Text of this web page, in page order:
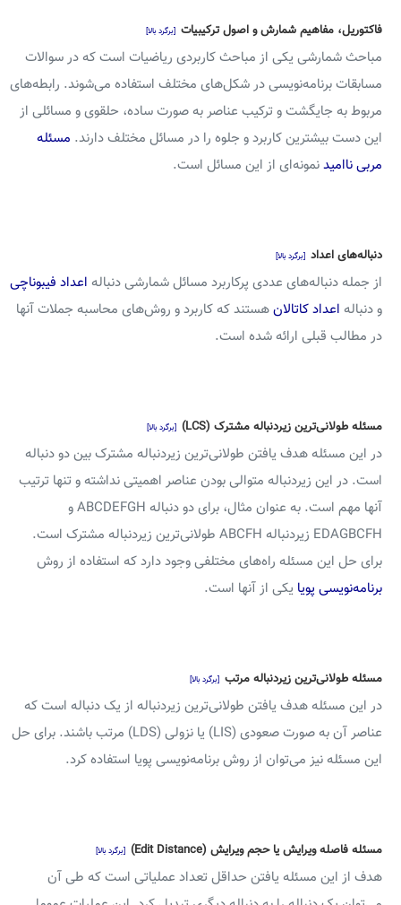
فاکتوریل، مفاهیم شمارش و اصول ترکیبیات [برگرد بالا]
مباحث شمارشی یکی از مباحث کاربردی ریاضیات است که در سوالات
مسابقات برنامه‌نویسی در شکل‌های مختلف استفاده می‌شوند. رابطه‌های
مربوط به جایگشت و ترکیب عناصر به صورت ساده، حلقوی و مسائلی از
این دست بیشترین کاربرد و جلوه را در مسائل مختلف دارند.مسئله
مربی ناامیدنمونه‌ای از این مسائل است.
دنباله‌های اعداد [برگرد بالا]
از جمله دنباله‌های عددی پرکاربرد مسائل شمارشی دنبالهاعداد فیبوناچی
و دنبالهاعداد کاتالانهستند که کاربرد و روش‌های محاسبه جملات آنها
در مطالب قبلی ارائه شده است.
مسئله طولانی‌ترین زیردنباله مشترک (LCS) [برگرد بالا]
در این مسئله هدف یافتن طولانی‌ترین زیردنباله مشترک بین دو دنباله
است. در این زیردنباله متوالی بودن عناصر اهمیتی نداشته و تنها ترتیب
آنها مهم است. به عنوان مثال، برای دو دنباله ABCDEFGH و
EDAGBCFH زیردنباله ABCFH طولانی‌ترین زیردنباله مشترک است.
برای حل این مسئله راه‌های مختلفی وجود دارد که استفاده از روش
برنامه‌نویسی پویایکی از آنها است.
مسئله طولانی‌ترین زیردنباله مرتب [برگرد بالا]
در این مسئله هدف یافتن طولانی‌ترین زیردنباله از یک دنباله است که
عناصر آن به صورت صعودی (LIS) یا نزولی (LDS) مرتب باشند. برای حل
این مسئله نیز می‌توان از روش برنامه‌نویسی پویا استفاده کرد.
مسئله فاصله ویرایش یا حجم ویرایش (Edit Distance) [برگرد بالا]
هدف از این مسئله یافتن حداقل تعداد عملیاتی است که طی آن